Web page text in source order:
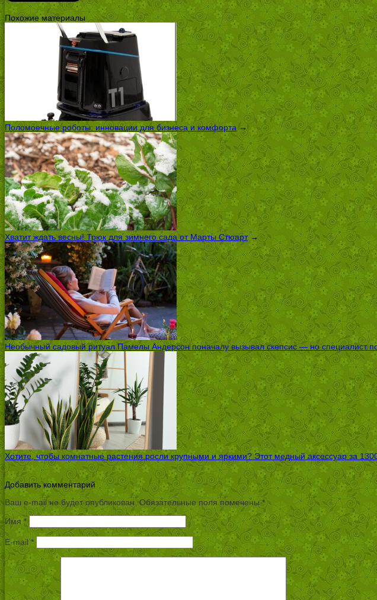
Похожие материалы
Поломоечные роботы: инновации для бизнеса и комфорта→
Хватит ждать весны! Трюк для зимнего сада от Марты Стюарт→
Необычный садовый ритуал Памелы Андерсон поначалу вызывал скепсис — но специалист
Хотите, чтобы комнатные растения росли крупными и яркими? Этот медный аксессуар за
Добавить комментарий
Ваш e-mail не будет опубликован.Обязательные поля помечены*
Имя *
E-mail*